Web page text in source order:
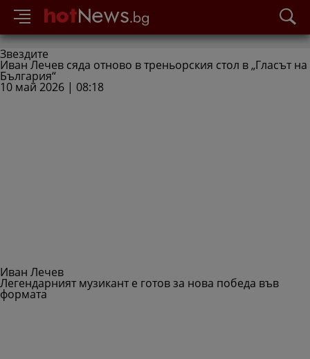
Звездите
Иван Лечев сяда отново в треньорския стол в „Гласът на
България“
10 май 2026 | 08:18
Иван Лечев
Легендарният музикант е готов за нова победа във
формата